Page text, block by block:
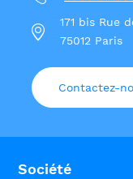
171 bis Rue
75012 Paris
Contactez-
Société